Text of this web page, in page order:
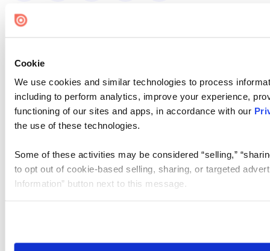
Cookie
We use cookies and similar technologies to process
including to perform analytics, improve your experience,
functioning of our sites and apps, in accordance with our
the use of these technologies.
Some of these activities may be considered “selling,”
to opt out of cookie-based selling, sharing, or targeted
Information” button next to this message.
need to be set again.